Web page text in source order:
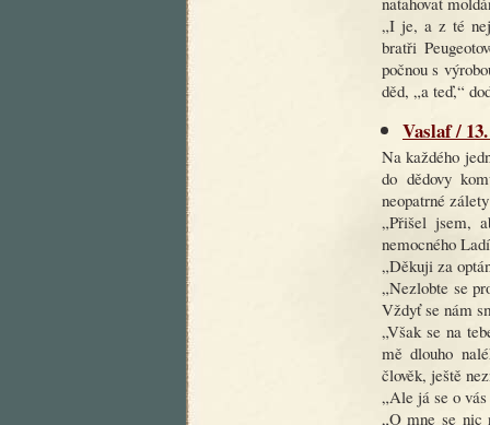
„I je, a z té
bratři
počnou s
děd, „a teď,“
Vaslaf /
Na každého
do dědovy
neopatrné
„Přišel jsem,
nemocného
„Děkuji za
„Nezlobte se
Vždyť se nám
„Však se na
mě dlouho
člověk, ještě
„Ale já se o
„O mne se nic